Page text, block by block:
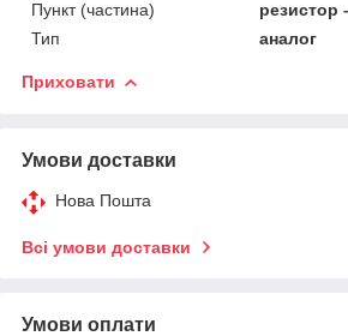
Пункт (частина)
резистор
Тип
аналог
Приховати
Умови доставки
Нова Пошта
Всі умови доставки
Умови оплати